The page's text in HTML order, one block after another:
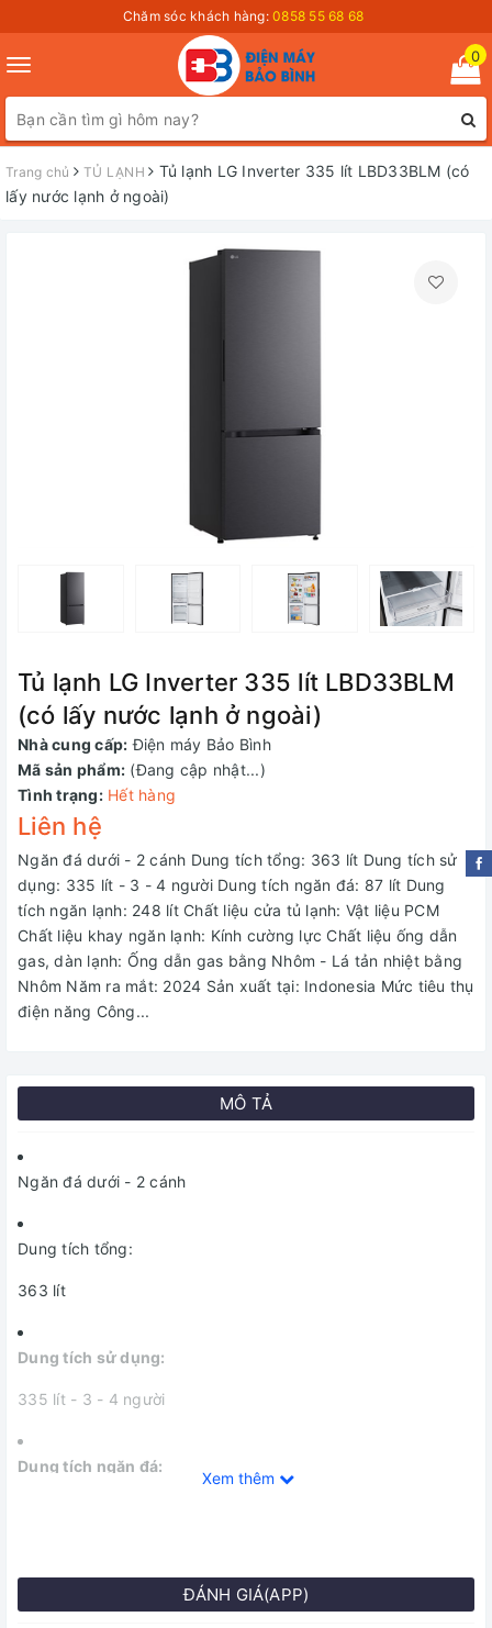
Chăm sóc khách hàng: 0858 55 68 68
Toggle
navigation
0
Trang chủ TỦ LẠNH
Tủ lạnh LG Inverter 335 lít LBD33BLM (có
lấy nước lạnh ở ngoài)
Tủ lạnh LG Inverter 335 lít LBD33BLM
(có lấy nước lạnh ở ngoài)
Nhà cung cấp: Điện máy Bảo Bình
Mã sản phẩm: (Đang cập nhật...)
Tình trạng: Hết hàng
Liên hệ
Ngăn đá dưới - 2 cánh Dung tích tổng: 363 lít Dung tích sử
dụng: 335 lít - 3 - 4 người Dung tích ngăn đá: 87 lít Dung
tích ngăn lạnh: 248 lít Chất liệu cửa tủ lạnh: Vật liệu PCM
Chất liệu khay ngăn lạnh: Kính cường lực Chất liệu ống dẫn
gas, dàn lạnh: Ống dẫn gas bằng Nhôm - Lá tản nhiệt bằng
Nhôm Năm ra mắt: 2024 Sản xuất tại: Indonesia Mức tiêu thụ
điện năng Công...
MÔ TẢ
Ngăn đá dưới - 2 cánh
Dung tích tổng:
363 lít
Dung tích sử dụng:
335 lít - 3 - 4 người
Dung tích ngăn đá:
Dung tích ngăn lạnh:
248 lít
Xem thêm
ĐÁNH GIÁ(APP)